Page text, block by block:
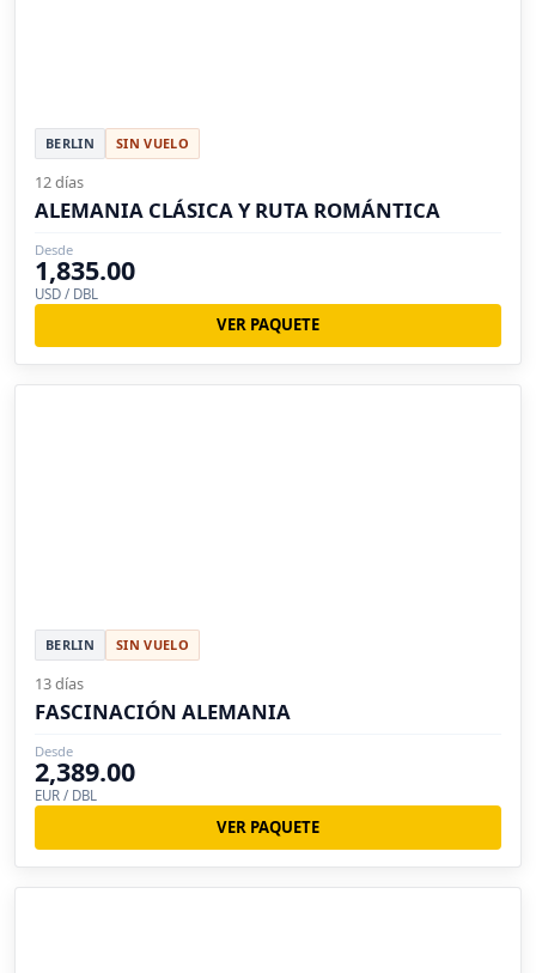
BERLIN SIN VUELO
12 días
ALEMANIA CLÁSICA Y RUTA ROMÁNTICA
Desde
1,835.00
USD / DBL
VER PAQUETE
BERLIN SIN VUELO
13 días
FASCINACIÓN ALEMANIA
Desde
2,389.00
EUR / DBL
VER PAQUETE